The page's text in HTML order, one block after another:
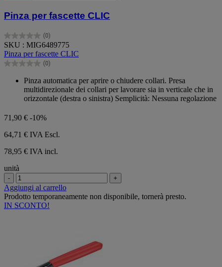
Pinza per fascette CLIC
(0)
0.0
su
5
stelle.
SKU : MIG6489775
Pinza per fascette CLIC
(0)
0.0
Pinza automatica per aprire o chiudere collari. Presa
multidirezionale dei collari per lavorare sia in verticale che in
orizzontale (destra o sinistra) Semplicità: Nessuna regolazione
71,90 € -10%
64,71 € IVA Escl.
78,95 € IVA incl.
unità
- +
Aggiungi al carrello
Prodotto temporaneamente non disponibile, tornerà presto.
IN SCONTO!